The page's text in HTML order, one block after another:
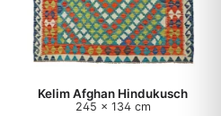
Kelim Afghan Hindukusch
245 x 134 cm